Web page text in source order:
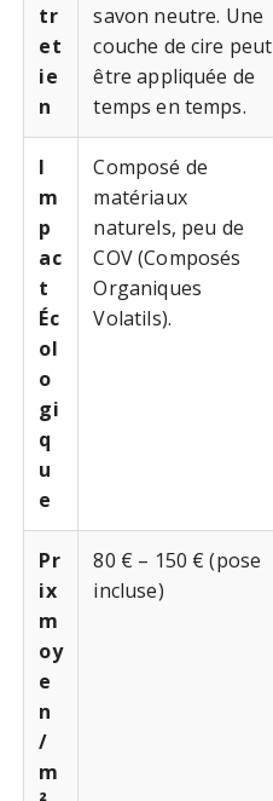
tr
et
ie
n
savon neutre. Une
couche de cire peut
être appliquée de
temps en temps.
I
m
p
ac
t
Éc
ol
o
gi
q
u
e
Composé de
matériaux
naturels, peu de
COV (Composés
Organiques
Volatils).
Pr
ix
m
oy
e
n
/
m
80 € – 150 € (pose
incluse)